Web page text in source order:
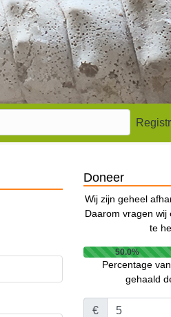
Doneer
Wij zijn geheel
Daarom vragen wij
te
50.0%
Percentage
gehaald
€